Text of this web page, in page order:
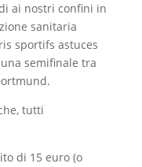
ai nostri confini in
sanitaria
sportifs astuces
semifinale tra
tutti
di 15 euro (o